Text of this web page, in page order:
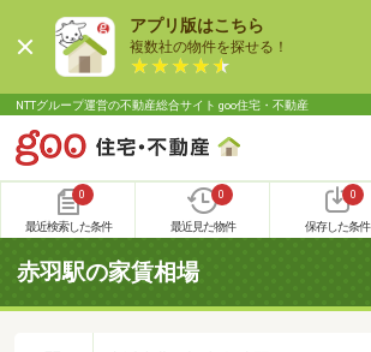
アプリ版はこちら
複数社の物件を探せる！
NTTグループ運営の不動産総合サイト goo住宅・不動産
0
最近検索した条件
0
最近見た物件
0
保存した条件
赤羽駅の家賃相場